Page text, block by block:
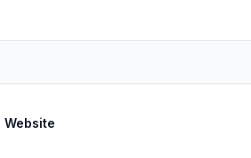
Website